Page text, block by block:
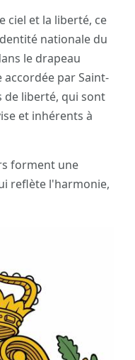
ciel et la liberté, ce
nationale du
le drapeau
par Saint-
de liberté, qui sont
et inhérents à
forment une
reflète l'harmonie,